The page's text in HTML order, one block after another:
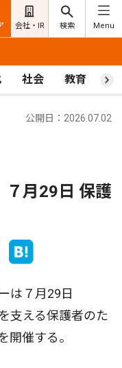
会社・IR 検索 Menu
社会 教育 ス
公開日：2026.07.02
月29日 保護
は７月29日
支える保護者のた
開催する。